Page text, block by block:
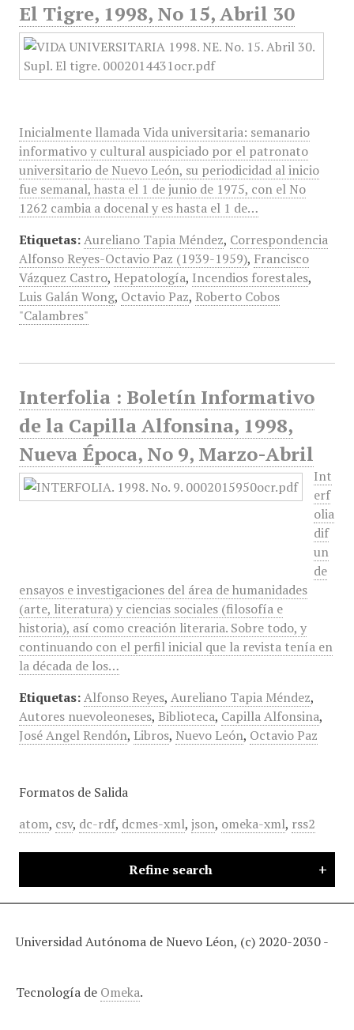
El Tigre, 1998, No 15, Abril 30
Inicialmente llamada Vida universitaria: semanario
informativo y cultural auspiciado por el patronato
universitario de Nuevo León, su periodicidad al inicio
fue semanal, hasta el 1 de junio de 1975, con el No
1262 cambia a docenal y es hasta el 1 de…
Etiquetas: Aureliano Tapia Méndez, Correspondencia
Alfonso Reyes-Octavio Paz (1939-1959), Francisco
Vázquez Castro, Hepatología, Incendios forestales,
Luis Galán Wong, Octavio Paz, Roberto Cobos
"Calambres"
Interfolia : Boletín Informativo
de la Capilla Alfonsina, 1998,
Nueva Época, No 9, Marzo-Abril
Int
erf
olia
dif
un
de
ensayos e investigaciones del área de humanidades
(arte, literatura) y ciencias sociales (filosofía e
historia), así como creación literaria. Sobre todo, y
continuando con el perfil inicial que la revista tenía en
la década de los…
Etiquetas: Alfonso Reyes, Aureliano Tapia Méndez,
Autores nuevoleoneses, Biblioteca, Capilla Alfonsina,
José Angel Rendón, Libros, Nuevo León, Octavio Paz
Formatos de Salida
atom, csv, dc-rdf, dcmes-xml, json, omeka-xml, rss2
Refine search
Universidad Autónoma de Nuevo Léon, (c) 2020-2030 -
Tecnología de Omeka.